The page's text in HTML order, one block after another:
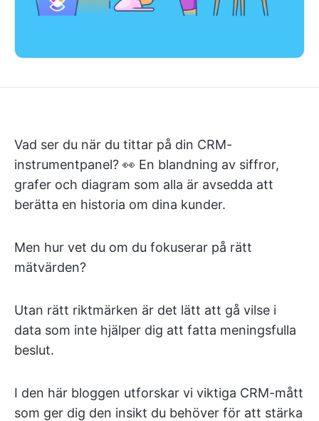
Vad ser du när du tittar på din CRM-
instrumentpanel? 👀 En blandning av siffror,
grafer och diagram som alla är avsedda att
berätta en historia om dina kunder.
Men hur vet du om du fokuserar på rätt
mätvärden?
Utan rätt riktmärken är det lätt att gå vilse i
data som inte hjälper dig att fatta meningsfulla
beslut.
I den här bloggen utforskar vi viktiga CRM-mått
som ger dig den insikt du behöver för att stärka